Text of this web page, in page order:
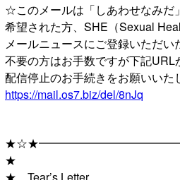
☆このメールは「しあわせなみだ
希望された方、SHE（Sexual
メールニュースにご登録いただい
不要の方はお手数ですが下記URL
配信停止のお手続きをお願いいた
https://mail.os7.biz/del/8nJq
★